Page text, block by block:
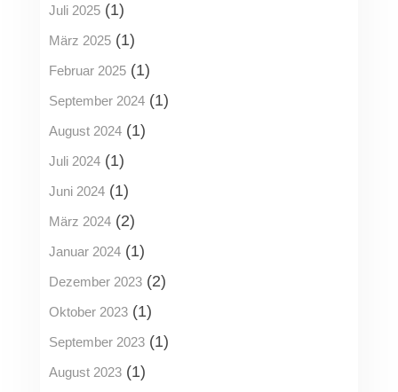
Juli 2025(1)
März 2025(1)
Februar 2025(1)
September 2024(1)
August 2024(1)
Juli 2024(1)
Juni 2024(1)
März 2024(2)
Januar 2024(1)
Dezember 2023(2)
Oktober 2023(1)
September 2023(1)
August 2023(1)